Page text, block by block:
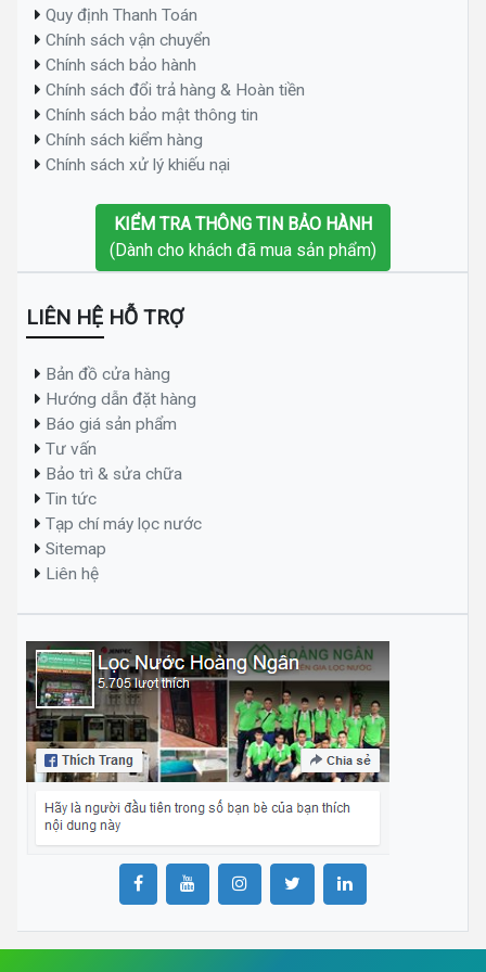
Quy định Thanh Toán
Chính sách vận chuyển
Chính sách bảo hành
Chính sách đổi trả hàng & Hoàn tiền
Chính sách bảo mật thông tin
Chính sách kiểm hàng
Chính sách xử lý khiếu nại
KIỂM TRA THÔNG TIN BẢO HÀNH
(Dành cho khách đã mua sản phẩm)
LIÊN HỆ HỖ TRỢ
Bản đồ cửa hàng
Hướng dẫn đặt hàng
Báo giá sản phẩm
Tư vấn
Bảo trì & sửa chữa
Tin tức
Tạp chí máy lọc nước
Sitemap
Liên hệ